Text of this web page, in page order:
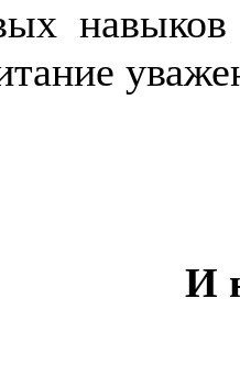
навыков
И